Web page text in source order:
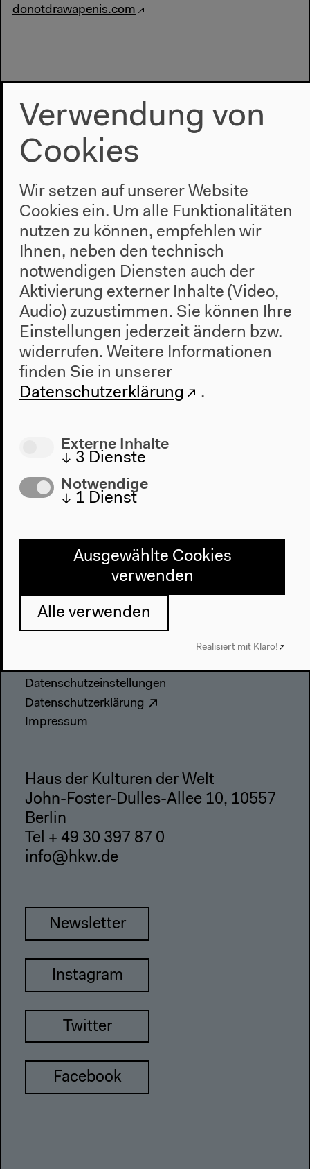
donotdrawapenis.com
Programm
2022
Das Neue Alphabet
Das Anthropozän am HKW
Über uns
Geschichte
Barrierefreiheit
Datenschutzeinstellungen
Datenschutzerklärung
Impressum
Haus der Kulturen der Welt
John-Foster-Dulles-Allee 10, 10557
Berlin
Tel + 49 30 397 87 0
info@hkw.de
Newsletter
Instagram
Twitter
Facebook
Verwendung von
Cookies
Wir setzen auf unserer Website
Cookies ein. Um alle Funktionalitäten
nutzen zu können, empfehlen wir
Ihnen, neben den technisch
notwendigen Diensten auch der
Aktivierung externer Inhalte (Video,
Audio) zuzustimmen. Sie können Ihre
Einstellungen jederzeit ändern bzw.
widerrufen. Weitere Informationen
finden Sie in unserer
Datenschutzerklärung
.
Externe Inhalte
↓ 3 Dienste
Notwendige
↓ 1 Dienst
Ausgewählte Cookies
verwenden
Alle verwenden
Realisiert mit Klaro!